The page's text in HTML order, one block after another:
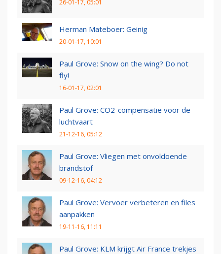
26-01-17, 05:01
Herman Mateboer: Geinig
20-01-17, 10:01
Paul Grove: Snow on the wing? Do not
fly!
16-01-17, 02:01
Paul Grove: CO2-compensatie voor de
luchtvaart
21-12-16, 05:12
Paul Grove: Vliegen met onvoldoende
brandstof
09-12-16, 04:12
Paul Grove: Vervoer verbeteren en files
aanpakken
19-11-16, 11:11
Paul Grove: KLM krijgt Air France trekjes